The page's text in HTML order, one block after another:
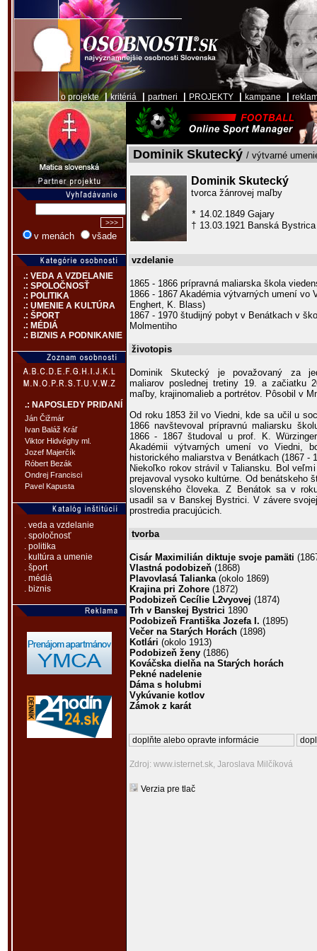
o projekte|kritériá partneri PROJEKTY kampane
v menách všade
.: VEDA A VZDELANIE
.: SPOLOČNOSŤ
.: POLITIKA
.: UMENIE A KULTÚRA
.: ŠPORT
.: MÉDIÁ
.: BIZNIS A PODNIKANIE
.: NAPOSLEDY PRIDANÍ
Ján Čižmár
Ivan Baláž Kráľ
Viktor Hidvéghy ml.
Jozef Majerčík
Róbert Bezák
Ondrej Francisci
Pavel Kapusta
. veda a vzdelanie
. spoločnosť
. politika
. kultúra a umenie
. šport
. médiá
. biznis
Dominik Skutecký / výtvarné
Dominik Skutecký
tvorca žánrovej maľby
* 14.02.1849 Gajary
† 13.03.1921 Banská Bystrica
vzdelanie
1865 - 1866 prípravná maliarska škola
1866 - 1867 Akadémia výtvarných umení vo
Enghert, K. Blass)
1867 - 1970 študijný pobyt v Benátkach v
Molmentiho
životopis
Dominik Skutecký je považovaný za
maliarov poslednej tretiny 19. a začiatku
maľby, krajinomalieb a portrétov. Pôsobil v
Od roku 1853 žil vo Viedni, kde sa učil u
1866 navštevoval prípravnú maliarsku
1866 - 1867 študoval u prof. K.
Akadémii výtvarných umení vo Viedni,
historického maliarstva v Benátkach (1867 -
Niekoľko rokov strávil v Taliansku. Bol
prejavoval vysoko kultúrne. Od benátskeho
slovenského človeka. Z Benátok sa v
usadil sa v Banskej Bystrici. V závere
prostredia pracujúcich.
tvorba
Cisár Maximilián diktuje svoje pamäti
Vlastná podobizeň (1868)
Plavovlasá Talianka(okolo 1869)
Krajina pri Zohore (1872)
Podobizeň Cecílie L2vyovej (1874)
Trh v Banskej Bystrici 1890
Podobizeň Františka Jozefa I. (1895)
Večer na Starých Horách (1898)
Kotlári (okolo 1913)
Podobizeň ženy (1886)
Kováčska dielňa na Starých horách
Pekné nadelenie
Dáma s holubmi
Vykúvanie kotlov
Zámok z karát
doplňte alebo opravte informácie
Zdroj: www.isternet.sk, Jaroslava Milčíková
Verzia pre tlač